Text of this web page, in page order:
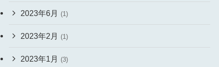
2023年6月 (1)
2023年2月 (1)
2023年1月 (3)